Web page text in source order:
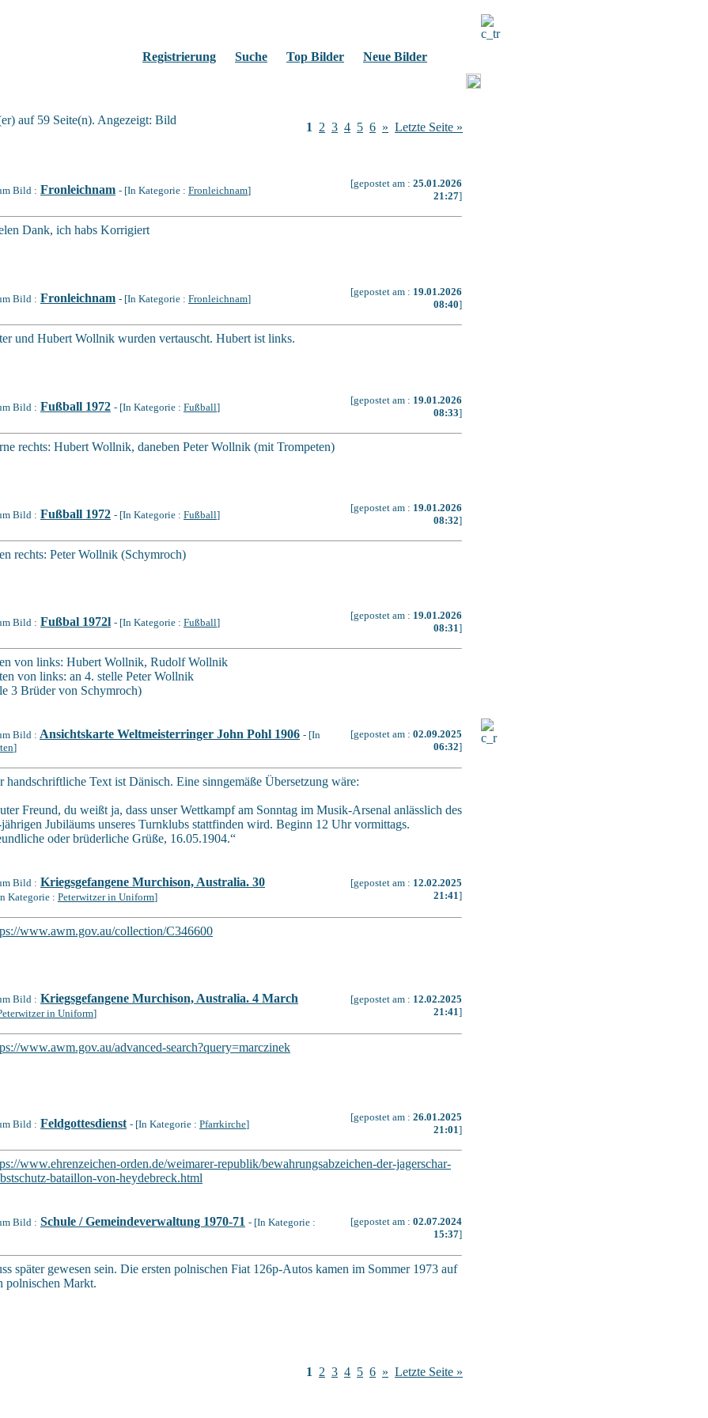
Registrierung Suche Top Bilder Neue Bilder
auf 59 Seite(n). Angezeigt: Bild
1 2 3 4 5 6 » Letzte Seite »
Bild : Fronleichnam - [In Kategorie : Fronleichnam]
[gepostet am : 25.01.2026
21:27]
Dank, ich habs Korrigiert
Bild : Fronleichnam - [In Kategorie : Fronleichnam]
[gepostet am : 19.01.2026
08:40]
und Hubert Wollnik wurden vertauscht. Hubert ist links.
Bild : Fußball 1972 - [In Kategorie : Fußball]
[gepostet am : 19.01.2026
08:33]
rechts: Hubert Wollnik, daneben Peter Wollnik (mit Trompeten)
Bild : Fußball 1972 - [In Kategorie : Fußball]
[gepostet am : 19.01.2026
08:32]
rechts: Peter Wollnik (Schymroch)
Bild : Fußbal 1972l - [In Kategorie : Fußball]
[gepostet am : 19.01.2026
08:31]
von links: Hubert Wollnik, Rudolf Wollnik
von links: an 4. stelle Peter Wollnik
3 Brüder von Schymroch)
Bild : Ansichtskarte Weltmeisterringer John Pohl 1906 - [In
]
[gepostet am : 02.09.2025
06:32]
handschriftliche Text ist Dänisch. Eine sinngemäße Übersetzung wäre:
Freund, du weißt ja, dass unser Wettkampf am Sonntag im Musik-Arsenal anlässlich des
Jubiläums unseres Turnklubs stattfinden wird. Beginn 12 Uhr vormittags.
oder brüderliche Grüße, 16.05.1904.“
Bild : Kriegsgefangene Murchison, Australia. 30
Kategorie : Peterwitzer in Uniform]
[gepostet am : 12.02.2025
21:41]
www.awm.gov.au/collection/C346600
Bild : Kriegsgefangene Murchison, Australia. 4 March
in Uniform]
[gepostet am : 12.02.2025
21:41]
www.awm.gov.au/advanced-search?query=marczinek
Bild : Feldgottesdienst - [In Kategorie : Pfarrkirche]
[gepostet am : 26.01.2025
21:01]
www.ehrenzeichen-orden.de/weimarer-republik/bewahrungsabzeichen-der-jagerschar-
bataillon-von-heydebreck.html
Bild : Schule / Gemeindeverwaltung 1970-71 - [In Kategorie :
[gepostet am : 02.07.2024
15:37]
später gewesen sein. Die ersten polnischen Fiat 126p-Autos kamen im Sommer 1973 auf
polnischen Markt.
1 2 3 4 5 6 » Letzte Seite »